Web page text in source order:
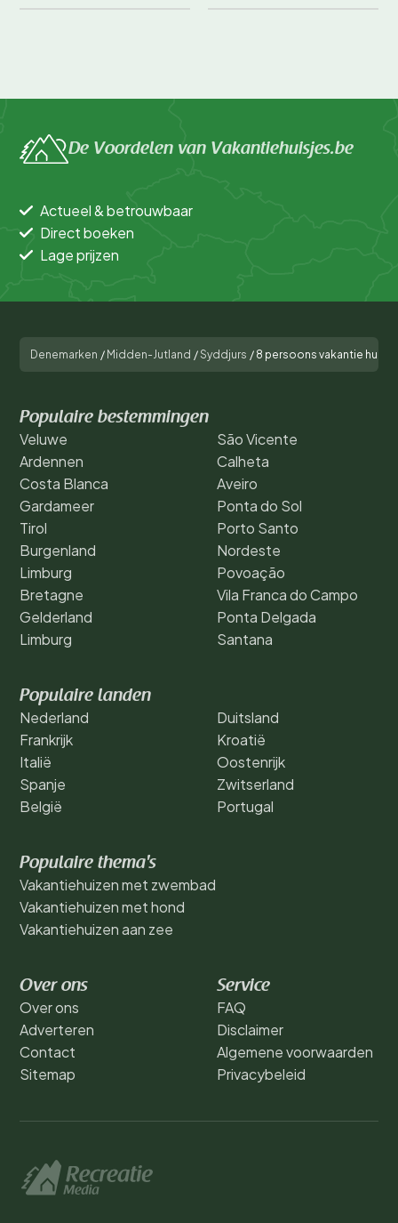
De Voordelen van Vakantiehuisjes.be
Actueel & betrouwbaar
Direct boeken
Lage prijzen
Denemarken / Midden-Jutland /Syddjurs / 8 persoons vakantie huis
Populaire bestemmingen
Veluwe
Ardennen
Costa Blanca
Gardameer
Tirol
Burgenland
Limburg
Bretagne
Gelderland
Limburg
São Vicente
Calheta
Aveiro
Ponta do Sol
Porto Santo
Nordeste
Povoação
Vila Franca do Campo
Ponta Delgada
Santana
Populaire landen
Nederland
Frankrijk
Italië
Spanje
België
Duitsland
Kroatië
Oostenrijk
Zwitserland
Portugal
Populaire thema's
Vakantiehuizen met zwembad
Vakantiehuizen met hond
Vakantiehuizen aan zee
Over ons
Over ons
Adverteren
Contact
Sitemap
Service
FAQ
Disclaimer
Algemene voorwaarden
Privacybeleid